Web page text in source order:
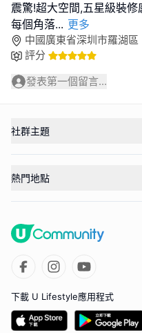
震驚!超大空間,五星級裝
每個角落... 更多
中國廣東省深圳市羅湖區
評分
發表第一個留言...
社群主題
熱門地點
下載 U Lifestyle應用程式